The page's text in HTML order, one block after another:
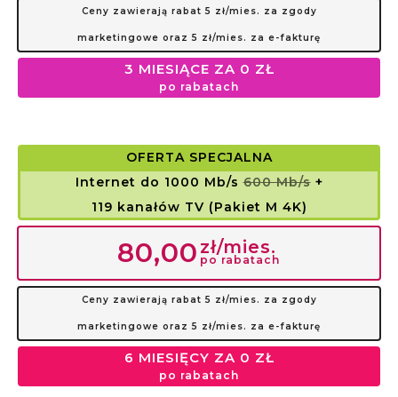
Ceny zawierają rabat 5 zł/mies. za zgody
marketingowe oraz 5 zł/mies. za e-fakturę
3 MIESIĄCE ZA 0 ZŁ
po rabatach
OFERTA SPECJALNA
Internet do 1000 Mb/s600 Mb/s+
119 kanałów TV (Pakiet M 4K)
80,00 zł/mies.
po rabatach
Ceny zawierają rabat 5 zł/mies. za zgody
marketingowe oraz 5 zł/mies. za e-fakturę
6 MIESIĘCY ZA 0 ZŁ
po rabatach